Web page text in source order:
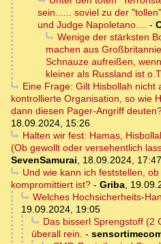
sein...... soviel zu der
und Judge Napoletano.... -
Wenige der stärksten
machen aus
Schnauze aufreißen,
kleiner als Russland ist
Eine Frage: Gilt Hisbollah nicht
kontrollierte Organisation, so wie
dann diesen Pager-Angriff
18.09.2024, 15:26
Halten wir fest: Hamas,
(Ob gewollt oder versehentlich
SevenSamurai, 18.09.2024, 17:47
Und wie kann ich feststellen,
kompromittiert ist? - Griba,
Welches Hochsicherheits-
19.09.2024, 19:05
Das bisserl Sprengstoff (2
überall rein. -